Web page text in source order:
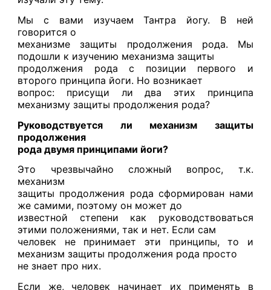
Мы с вами изучаем Тантра йогу. В ней
говорится о
механизме защиты продолжения рода. Мы
подошли к изучению механизма защиты
продолжения рода с позиции первого и
второго принципа йоги. Но возникает
вопрос: присущи ли два этих принципа
механизму защиты продолжения рода?
Руководствуется ли механизм защиты
продолжения
рода двумя принципами йоги?
Это чрезвычайно сложный вопрос, т.к.
механизм
защиты продолжения рода сформирован нами
же самими, поэтому он может до
известной степени как руководствоваться
этими положениями, так и нет. Если сам
человек не принимает эти принципы, то и
механизм защиты продолжения рода просто
не знает про них.
Если же, человек начинает их применять в